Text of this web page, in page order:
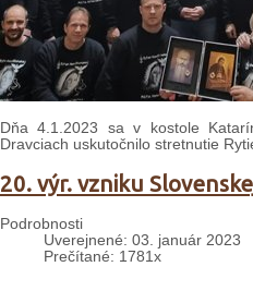
Dňa 4.1.2023 sa v kostole
Dravciach uskutočnilo stretnutie
20. výr. vzniku
Podrobnosti
Uverejnené: 03. január 2023
Prečítané: 1781x